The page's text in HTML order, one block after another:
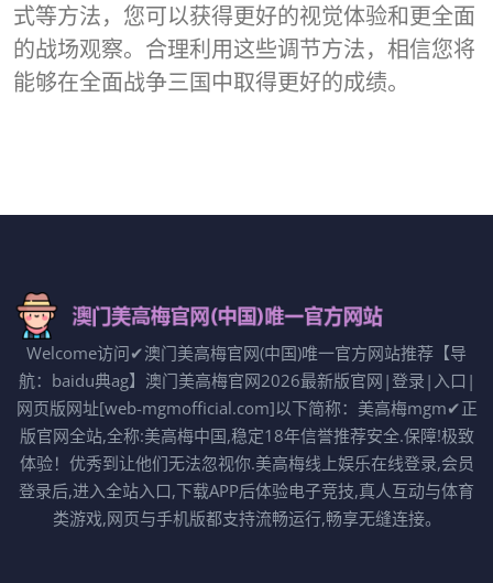
式等方法，您可以获得更好的视觉体验和更全面
的战场观察。合理利用这些调节方法，相信您将
能够在全面战争三国中取得更好的成绩。
Welcome访问✔澳门美高梅官网(中国)唯一官方网站推荐【导
航：baidu典ag】澳门美高梅官网2026最新版官网|登录|入口|
网页版网址[web-mgmofficial.com]以下简称：美高梅mgm✔正
版官网全站,全称:美高梅中国,稳定18年信誉推荐安全.保障!极致
体验！优秀到让他们无法忽视你.美高梅线上娱乐在线登录,会员
登录后,进入全站入口,下载APP后体验电子竞技,真人互动与体育
类游戏,网页与手机版都支持流畅运行,畅享无缝连接。